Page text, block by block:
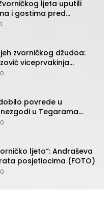
ljeta uputili
i gostima pred
programa
zvorničkog džudoa:
viceprvakinja
konkurenciji
0
povrede u
u Tegarama
0
ljeto“: Andraševa
posjetiocima (FOTO)
0